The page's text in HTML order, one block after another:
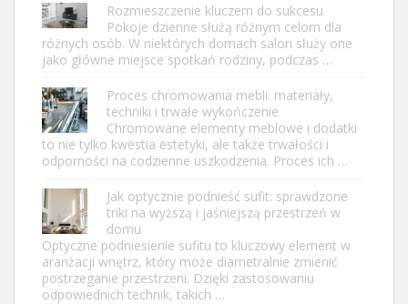
Rozmieszczenie kluczem do sukcesu
Pokoje dzienne służą różnym celom dla
różnych osób. W niektórych domach salon służy one
jako główne miejsce spotkań rodziny, podczas …
Proces chromowania mebli: materiały,
techniki i trwałe wykończenie
Chromowane elementy meblowe i dodatki
to nie tylko kwestia estetyki, ale także trwałości i
odporności na codzienne uszkodzenia. Proces ich …
Jak optycznie podnieść sufit: sprawdzone
triki na wyższą i jaśniejszą przestrzeń w
domu
Optyczne podniesienie sufitu to kluczowy element w
aranżacji wnętrz, który może diametralnie zmienić
postrzeganie przestrzeni. Dzięki zastosowaniu
odpowiednich technik, takich …